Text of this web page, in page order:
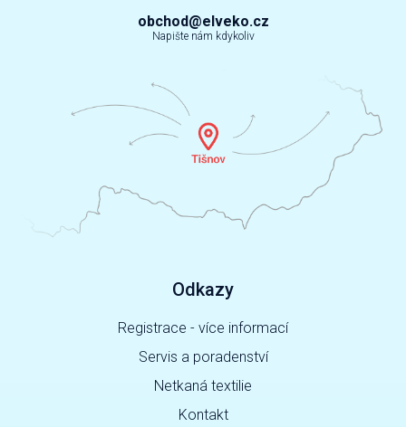
obchod@elveko.cz
Napište nám kdykoliv
Odkazy
Registrace - více informací
Servis a poradenství
Netkaná textilie
Kontakt